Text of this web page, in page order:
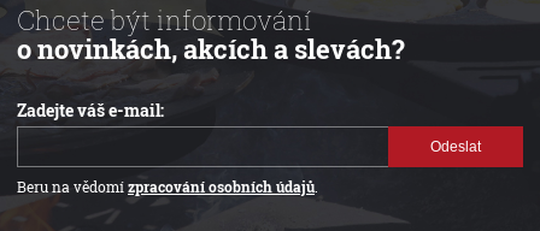
Chcete být informování
o novinkách, akcích a slevách?
Zadejte váš e-mail:
Odeslat
Beru na vědomízpracování osobních údajů.